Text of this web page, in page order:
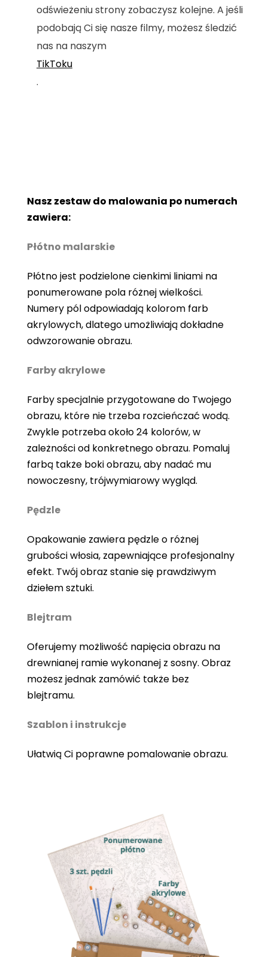
odświeżeniu strony zobaczysz kolejne. A jeśli
podobają Ci się nasze filmy, możesz śledzić
nas na naszym
TikToku
.
Nasz zestaw do malowania po numerach
zawiera:
Płótno malarskie
Płótno jest podzielone cienkimi liniami na
ponumerowane pola różnej wielkości.
Numery pól odpowiadają kolorom farb
akrylowych, dlatego umożliwiają dokładne
odwzorowanie obrazu.
Farby akrylowe
Farby specjalnie przygotowane do Twojego
obrazu, które nie trzeba rozcieńczać wodą.
Zwykle potrzeba około 24 kolorów, w
zależności od konkretnego obrazu. Pomaluj
farbą także boki obrazu, aby nadać mu
nowoczesny, trójwymiarowy wygląd.
Pędzle
Opakowanie zawiera pędzle o różnej
grubości włosia, zapewniające profesjonalny
efekt. Twój obraz stanie się prawdziwym
dziełem sztuki.
Blejtram
Oferujemy możliwość napięcia obrazu na
drewnianej ramie wykonanej z sosny. Obraz
możesz jednak zamówić także bez
blejtramu.
Szablon i instrukcje
Ułatwią Ci poprawne pomalowanie obrazu.